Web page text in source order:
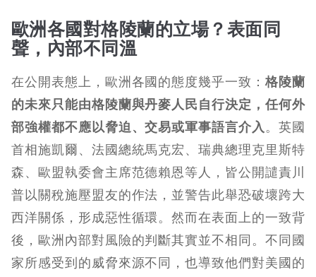
歐洲各國對格陵蘭的立場？表面同
聲，內部不同溫
在公開表態上，歐洲各國的態度幾乎一致： 格陵蘭
的未來只能由格陵蘭與丹麥人民自行決定，任何外
部強權都不應以脅迫、交易或軍事語言介入。英國
首相施凱爾、法國總統馬克宏、瑞典總理克里斯特
森、歐盟執委會主席范德賴恩等人，皆公開譴責川
普以關稅施壓盟友的作法，並警告此舉恐破壞跨大
西洋關係，形成惡性循環。然而在表面上的一致背
後，歐洲內部對風險的判斷其實並不相同。不同國
家所感受到的威脅來源不同，也導致他們對美國的